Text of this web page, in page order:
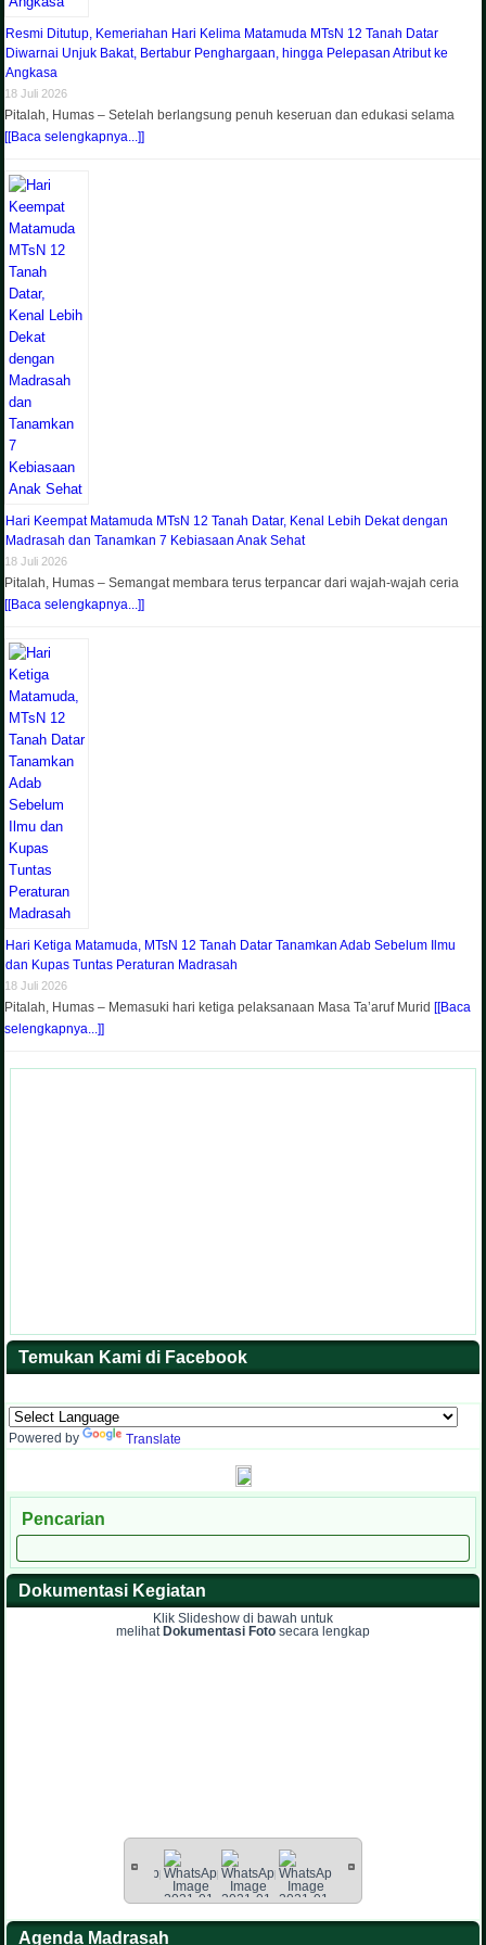
Resmi Ditutup, Kemeriahan Hari Kelima Matamuda MTsN 12 Tanah Datar
Diwarnai Unjuk Bakat, Bertabur Penghargaan, hingga Pelepasan Atribut ke
Angkasa
18 Juli 2026
Pitalah, Humas – Setelah berlangsung penuh keseruan dan edukasi selama
[[Baca selengkapnya...]]
Hari Keempat Matamuda MTsN 12 Tanah Datar, Kenal Lebih Dekat dengan
Madrasah dan Tanamkan 7 Kebiasaan Anak Sehat
18 Juli 2026
Pitalah, Humas – Semangat membara terus terpancar dari wajah-wajah ceria
[[Baca selengkapnya...]]
Hari Ketiga Matamuda, MTsN 12 Tanah Datar Tanamkan Adab Sebelum Ilmu
dan Kupas Tuntas Peraturan Madrasah
18 Juli 2026
Pitalah, Humas – Memasuki hari ketiga pelaksanaan Masa Ta’aruf Murid[[Baca
selengkapnya...]]
Temukan Kami di Facebook
Powered by Translate
Pencarian
Dokumentasi Kegiatan
Klik Slideshow di bawah untuk
melihat Dokumentasi Foto secara lengkap
Agenda Madrasah